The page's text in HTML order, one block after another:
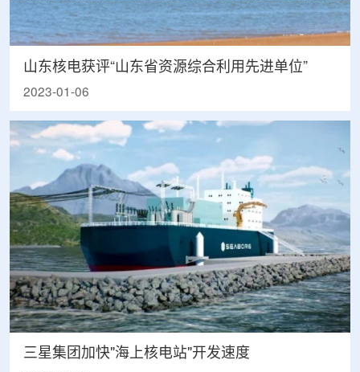
山东核电获评“山东省资源综合利用先进单位”
2023-01-06
三星集团加快"海上核电站"开发速度